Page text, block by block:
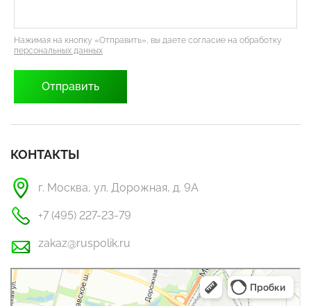
Нажимая на кнопку «Отправить», вы даете согласие на обработку
персональных данных
КОНТАКТЫ
г. Москва, ул. Дорожная, д. 9А
+7 (495) 227-23-79
zakaz@ruspolik.ru
РусПолик
Оргстекло, поликарбонат в Москве
Строительные и отделочные работы в Москве